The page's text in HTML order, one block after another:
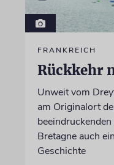
FRANKREICH
Rückkehr
Unweit vom
am Originalort
Bretagne auch
Geschichte